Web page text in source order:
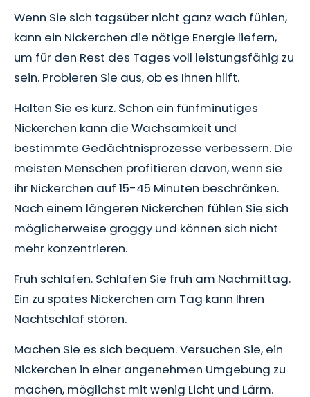
Wenn Sie sich tagsüber nicht ganz wach fühlen,
kann ein Nickerchen die nötige Energie liefern,
um für den Rest des Tages voll leistungsfähig zu
sein. Probieren Sie aus, ob es Ihnen hilft.
Halten Sie es kurz. Schon ein fünfminütiges
Nickerchen kann die Wachsamkeit und
bestimmte Gedächtnisprozesse verbessern. Die
meisten Menschen profitieren davon, wenn sie
ihr Nickerchen auf 15-45 Minuten beschränken.
Nach einem längeren Nickerchen fühlen Sie sich
möglicherweise groggy und können sich nicht
mehr konzentrieren.
Früh schlafen. Schlafen Sie früh am Nachmittag.
Ein zu spätes Nickerchen am Tag kann Ihren
Nachtschlaf stören.
Machen Sie es sich bequem. Versuchen Sie, ein
Nickerchen in einer angenehmen Umgebung zu
machen, möglichst mit wenig Licht und Lärm.